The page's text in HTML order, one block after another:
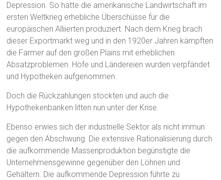
Depression. So hatte die amerikanische Landwirtschaft im
ersten Weltkrieg erhebliche Überschüsse für die
europäischen Alliierten produziert. Nach dem Krieg brach
dieser Exportmarkt weg und in den 1920er Jahren kämpften
die Farmer auf den großen Plains mit erheblichen
Absatzproblemen. Höfe und Ländereien wurden verpfändet
und Hypotheken aufgenommen.
Doch die Rückzahlungen stockten und auch die
Hypothekenbanken litten nun unter der Krise.
Ebenso erwies sich der industrielle Sektor als nicht immun
gegen den Abschwung. Die extensive Rationalisierung durch
die aufkommende Massenproduktion begünstigte die
Unternehmensgewinne gegenüber den Löhnen und
Gehältern. Die aufkommende Depression führte zu